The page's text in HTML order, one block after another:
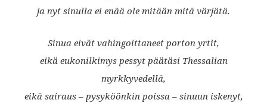
ja nyt sinulla ei enää ole mitään mitä värjätä.
Sinua eivät vahingoittaneet porton yrtit,
eikä eukonilkimys pessyt päätäsi Thessalian
myrkkyvedellä,
eikä sairaus – pysyköönkin poissa – sinuun iskenyt,